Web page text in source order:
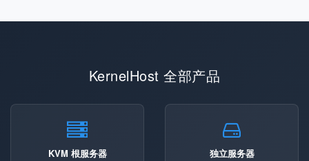
KernelHost 全部产品
KVM 根服务器 独立服务器